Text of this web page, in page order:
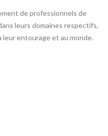
de professionnels de
leurs domaines respectifs,
entourage et au monde.